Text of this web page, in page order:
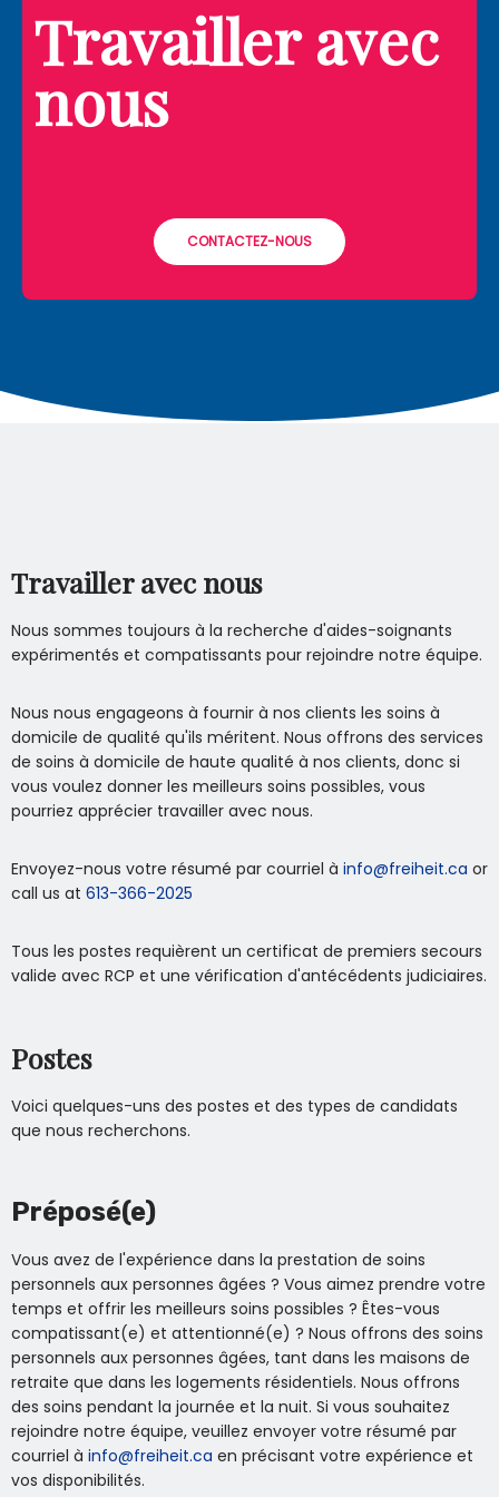
Travailler avec
nous
CONTACTEZ-NOUS
Travailler avec nous
Nous sommes toujours à la recherche d'aides-soignants
expérimentés et compatissants pour rejoindre notre équipe.
Nous nous engageons à fournir à nos clients les soins à
domicile de qualité qu'ils méritent. Nous offrons des services
de soins à domicile de haute qualité à nos clients, donc si
vous voulez donner les meilleurs soins possibles, vous
pourriez apprécier travailler avec nous.
Envoyez-nous votre résumé par courriel à info@freiheit.ca or
call us at 613-366-2025
Tous les postes requièrent un certificat de premiers secours
valide avec RCP et une vérification d'antécédents judiciaires.
Postes
Voici quelques-uns des postes et des types de candidats
que nous recherchons.
Préposé(e)
Vous avez de l'expérience dans la prestation de soins
personnels aux personnes âgées ? Vous aimez prendre votre
temps et offrir les meilleurs soins possibles ? Êtes-vous
compatissant(e) et attentionné(e) ? Nous offrons des soins
personnels aux personnes âgées, tant dans les maisons de
retraite que dans les logements résidentiels. Nous offrons
des soins pendant la journée et la nuit. Si vous souhaitez
rejoindre notre équipe, veuillez envoyer votre résumé par
courriel à info@freiheit.ca en précisant votre expérience et
vos disponibilités.